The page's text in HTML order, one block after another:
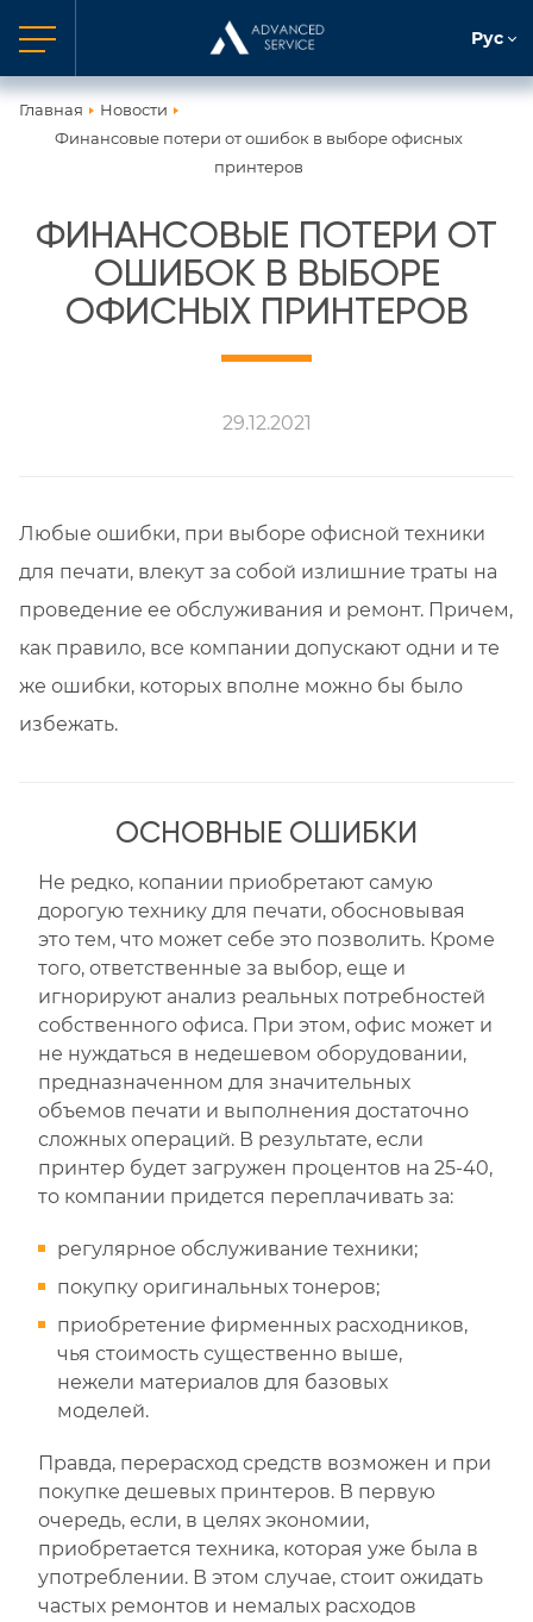
Рус
Главная
Новости
Финансовые потери от ошибок в выборе офисных
принтеров
ФИНАНСОВЫЕ ПОТЕРИ ОТ
ОШИБОК В ВЫБОРЕ
ОФИСНЫХ ПРИНТЕРОВ
29.12.2021
Любые ошибки, при выборе офисной техники
для печати, влекут за собой излишние траты на
проведение ее обслуживания и ремонт. Причем,
как правило, все компании допускают одни и те
же ошибки, которых вполне можно бы было
избежать.
ОСНОВНЫЕ ОШИБКИ
Не редко, копании приобретают самую
дорогую технику для печати, обосновывая
это тем, что может себе это позволить. Кроме
того, ответственные за выбор, еще и
игнорируют анализ реальных потребностей
собственного офиса. При этом, офис может и
не нуждаться в недешевом оборудовании,
предназначенном для значительных
объемов печати и выполнения достаточно
сложных операций. В результате, если
принтер будет загружен процентов на 25-40,
то компании придется переплачивать за:
регулярное обслуживание техники;
покупку оригинальных тонеров;
приобретение фирменных расходников,
чья стоимость существенно выше,
нежели материалов для базовых
моделей.
Правда, перерасход средств возможен и при
покупке дешевых принтеров. В первую
очередь, если, в целях экономии,
приобретается техника, которая уже была в
употреблении. В этом случае, стоит ожидать
частых ремонтов и немалых расходов